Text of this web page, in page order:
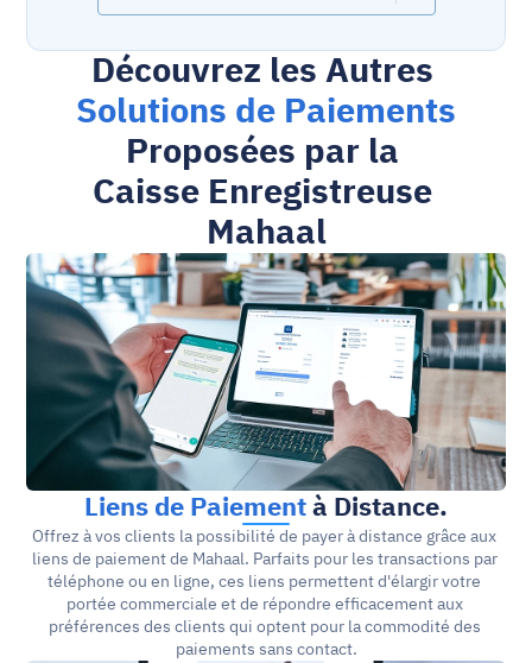
Solutions de Paiements
Proposées par la
Caisse Enregistreuse
Mahaal
Liens de Paiement à Distance.
Offrez à vos clients la possibilité de payer à distance grâce aux
liens de paiement de Mahaal. Parfaits pour les transactions par
téléphone ou en ligne, ces liens permettent d'élargir votre
portée commerciale et de répondre efficacement aux
préférences des clients qui optent pour la commodité des
paiements sans contact.